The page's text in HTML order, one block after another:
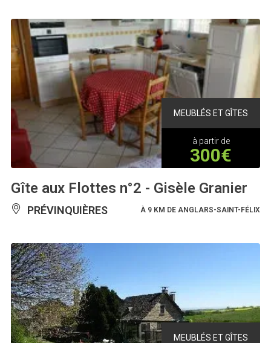
MEUBLÉS ET GÎTES
à partir de
300€
Gîte aux Flottes n°2 - Gisèle Granier
PRÉVINQUIÈRES À 9 KM DE ANGLARS-SAINT-FÉLIX
MEUBLÉS ET GÎTES